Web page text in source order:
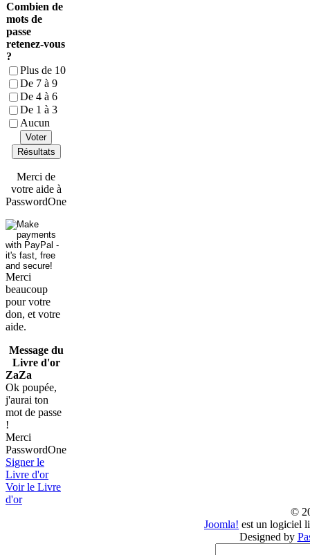
Combien de
mots de
passe
retenez-vous
?
Plus de 10
De 7 à 9
De 4 à 6
De 1 à 3
Aucun
Voter
Résultats
Merci de
votre aide à
PasswordOne
Merci
beaucoup
pour votre
don, et votre
aide.
Message du
Livre d'or
ZaZa
Ok poupée,
j'aurai ton
mot de passe
!
Merci
PasswordOne
Signer le
Livre d'or
Voir le Livre
d'or
©
Joomla! est un logiciel
Designed by